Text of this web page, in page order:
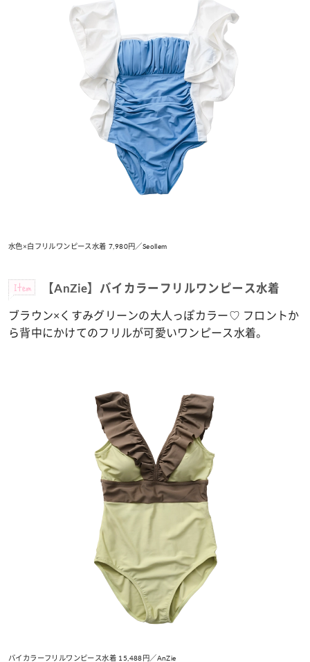
水色×白フリルワンピース水着 7,980円／Seollem
Item 【AnZie】バイカラーフリルワンピース水着
ブラウン×くすみグリーンの大人っぽカラー♡ フロントか
ら背中にかけてのフリルが可愛いワンピース水着。
バイカラーフリルワンピース水着 15,488円／AnZie